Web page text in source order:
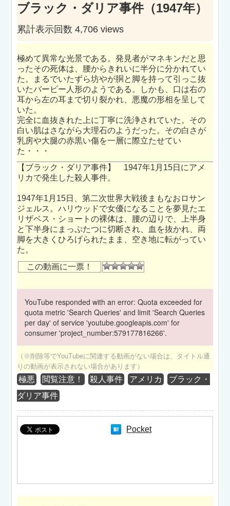
ブラック・ダリア事件（1947年）
累計表示回数 4,706 views
極めて異常な光景である。発見者がマネキンだと思
ったその死体は、腰からきれいに半分に分かれてい
た。まるでいたずら坊やが胴と脚を持って引っこ抜
いたバービー人形のようである。しかも、口は右の
耳から左の耳まで切り裂かれ、悪魔の形相を呈して
いた。
完全に血抜きれた上に丁寧に洗浄されていた。その
白い肌はさながら大理石のようだった。その白さが
乳房や大腿の赤黒い傷を一層に際立たせてい
た・・・
【ブラック・ダリア事件】 1947年1月15日にアメ
リカで発生した殺人事件。
1947年1月15日、第二次世界大戦後まもなおロサン
ジェルス。ハリウッドで女優になることを夢見たエ
リザベス・ショートの裸体は、腰の辺りで、上半身
と下半身にまっぷたつに切断され、血を抜かれ、両
脚を大きくひろげられたまま、空き地に転がってい
た。
この動画に一票！
YouTube responded with an error: Quota exceeded for
quota metric 'Search Queries' and limit 'Search Queries
per day' of service 'youtube.googleapis.com' for
consumer 'project_number:579177816266'.
（※削除等でYouTubeに関連する動画がない場合は、タイトル通
りの動画が表示されない場合があります）
極悪 閲覧注意！ 殺人事件 アメリカ
ブラック・
ダリア事件
Pocket